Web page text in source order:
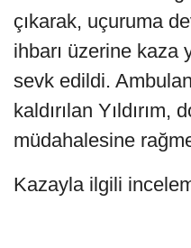
çıkarak, uçuruma
ihbarı üzerine kaza
sevk edildi.
kaldırılan Yıldırım,
müdahalesine
Kazayla ilgili